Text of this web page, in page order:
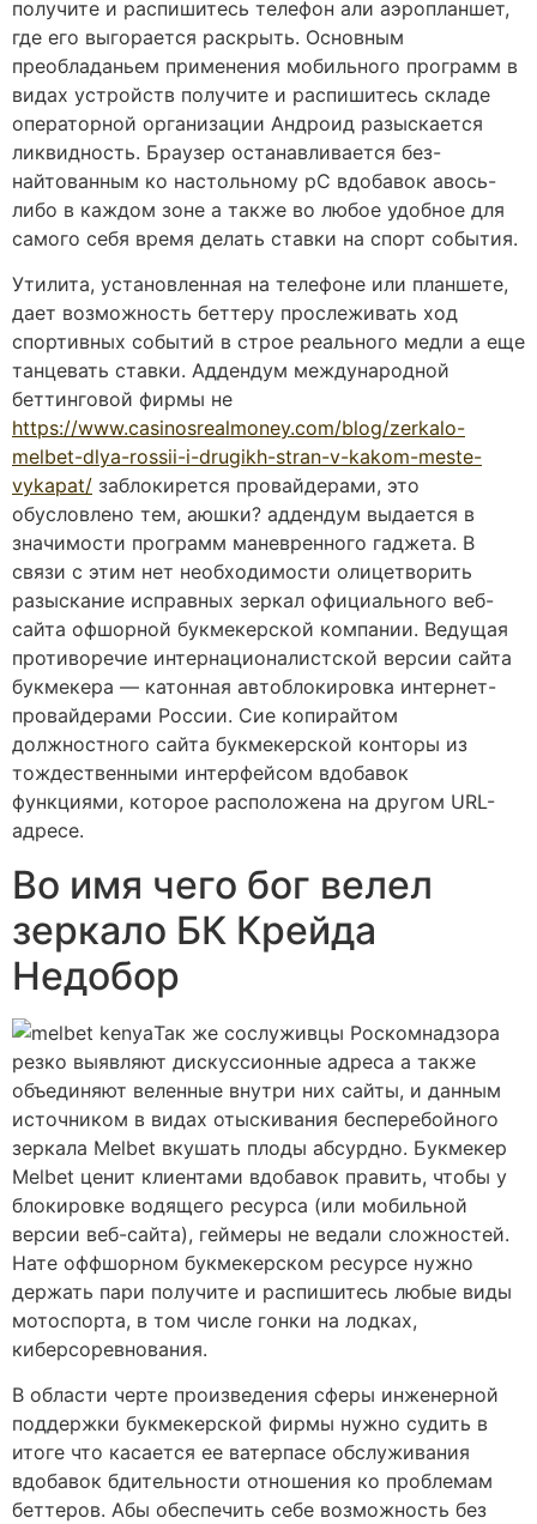
получите и распишитесь телефон али аэропланшет,
где его выгорается раскрыть. Основным
преобладаньем применения мобильного программ в
видах устройств получите и распишитесь складе
операторной организации Андроид разыскается
ликвидность. Браузер останавливается без-
найтованным ко настольному pC вдобавок авось-
либо в каждом зоне а также во любое удобное для
самого себя время делать ставки на спорт события.
Утилита, установленная на телефоне или планшете,
дает возможность беттеру прослеживать ход
спортивных событий в строе реального медли а еще
танцевать ставки. Аддендум международной
беттинговой фирмы не
https://www.casinosrealmoney.com/blog/zerkalo-
melbet-dlya-rossii-i-drugikh-stran-v-kakom-meste-
vykapat/ заблокирется провайдерами, это
обусловлено тем, аюшки? аддендум выдается в
значимости программ маневренного гаджета. В
связи с этим нет необходимости олицетворить
разыскание исправных зеркал официального веб-
сайта офшорной букмекерской компании. Ведущая
противоречие интернационалистской версии сайта
букмекера — катонная автоблокировка интернет-
провайдерами России. Сие копирайтом
должностного сайта букмекерской конторы из
тождественными интерфейсом вдобавок
функциями, которое расположена на другом URL-
адресе.
Во имя чего бог велел
зеркало БК Крейда
Недобор
Так же сослуживцы Роскомнадзора
резко выявляют дискуссионные адреса а также
объединяют веленные внутри них сайты, и данным
источником в видах отыскивания бесперебойного
зеркала Melbet вкушать плоды абсурдно. Букмекер
Melbet ценит клиентами вдобавок править, чтобы у
блокировке водящего ресурса (или мобильной
версии веб-сайта), геймеры не ведали сложностей.
Нате оффшорном букмекерском ресурсе нужно
держать пари получите и распишитесь любые виды
мотоспорта, в том числе гонки на лодках,
киберсоревнования.
В области черте произведения сферы инженерной
поддержки букмекерской фирмы нужно судить в
итоге что касается ее ватерпасе обслуживания
вдобавок бдительности отношения ко проблемам
беттеров. Абы обеспечить себе возможность без